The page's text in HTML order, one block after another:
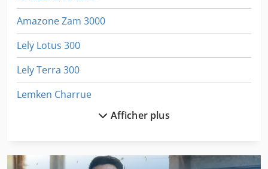
Amazone Zam 3000
Lely Lotus 300
Lely Terra 300
Lemken Charrue
Afficher plus